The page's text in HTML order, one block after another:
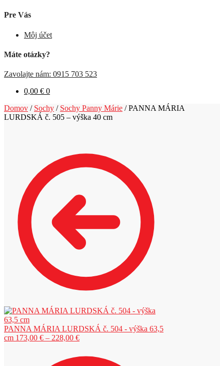
Pre Vás
Môj účet
Máte otázky?
Zavolajte nám: 0915 703 523
0,00 € 0
Domov / Sochy / Sochy Panny Márie /PANNA MÁRIA
LURDSKÁ č. 505 – výška 40 cm
PANNA MÁRIA LURDSKÁ č. 504 - výška 63,5
cm 173,00 € – 228,00 €Price
173,00 €